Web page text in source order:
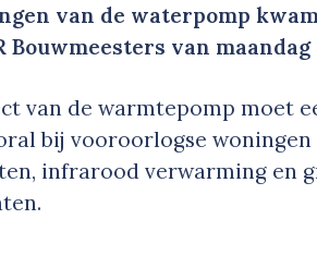
van de waterpomp
Bouwmeesters van maandag
van de warmtepomp moet
bij vooroorlogse
infrarood verwarming en